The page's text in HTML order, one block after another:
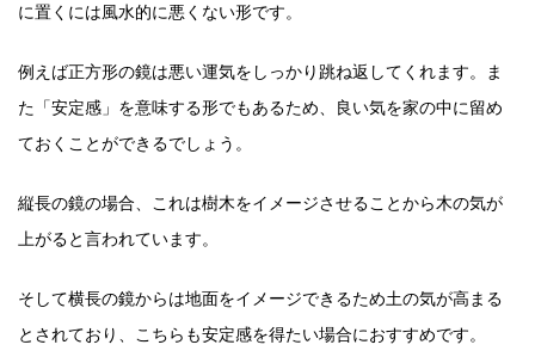
に置くには風水的に悪くない形です。
例えば正方形の鏡は悪い運気をしっかり跳ね返してくれます。ま
た「安定感」を意味する形でもあるため、良い気を家の中に留め
ておくことができるでしょう。
縦長の鏡の場合、これは樹木をイメージさせることから木の気が
上がると言われています。
そして横長の鏡からは地面をイメージできるため土の気が高まる
とされており、こちらも安定感を得たい場合におすすめです。